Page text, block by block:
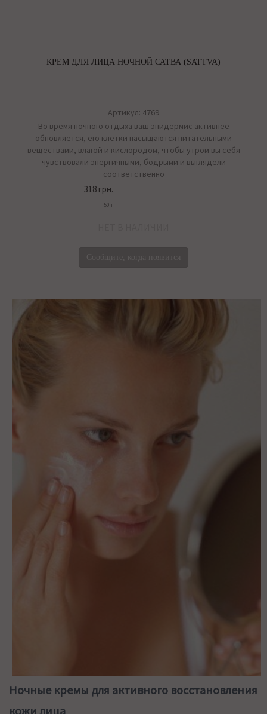
КРЕМ ДЛЯ ЛИЦА НОЧНОЙ САТВА (SATTVA)
Артикул: 4769
Во время ночного отдыха ваш эпидермис активнее
обновляется, его клетки насыщаются питательными
веществами, влагой и кислородом, чтобы утром вы себя
чувствовали энергичными, бодрыми и выглядели
соответственно
318 грн.
50 г
Ночные кремы для активного восстановления
кожи лица